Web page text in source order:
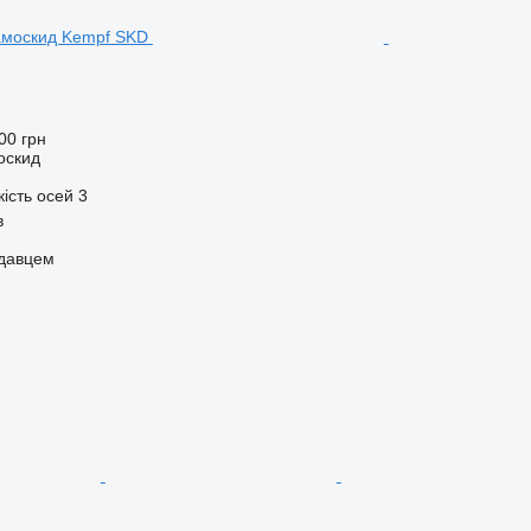
грн
осей 3